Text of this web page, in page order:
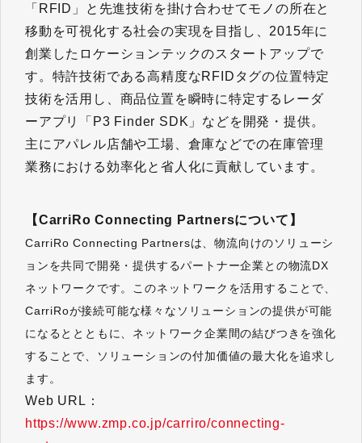
「RFID」と先進技術を掛け合わせてモノの所在と
移動を可視化する社会の実現を目指し、2015年に
創業したロケーションテックのスタートアップで
す。特許技術である高精度なRFIDタグの位置特定
技術を活用し、商品位置を瞬時に特定するレーダ
ーアプリ「P3 Finder SDK」などを開発・提供。
主にアパレル店舗や工場、倉庫などでの在庫管理
業務における効率化と省人化に貢献しています。
【CarriRo Connecting Partnersについて​​​​​​​】
CarriRo Connecting Partnersは、物流向けのソリューシ
ョンを共同で開発・提供するパートナー企業との物流DX
ネットワークです。このネットワークを活用することで、
CarriRoが接続可能な様々なソリューションの提供が可能
になるととともに、ネットワーク企業間の結びつきを強化
することで、ソリューションの付加価値の最大化を追求し
ます。
Web URL：
https://www.zmp.co.jp/carriro/connecting-